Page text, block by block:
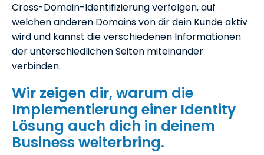
Cross-Domain-Identifizierung verfolgen, auf
welchen anderen Domains von dir dein Kunde aktiv
wird und kannst die verschiedenen Informationen
der unterschiedlichen Seiten miteinander
verbinden.
Wir zeigen dir, warum die
Implementierung einer Identity
Lösung auch dich in deinem
Business weiterbring.